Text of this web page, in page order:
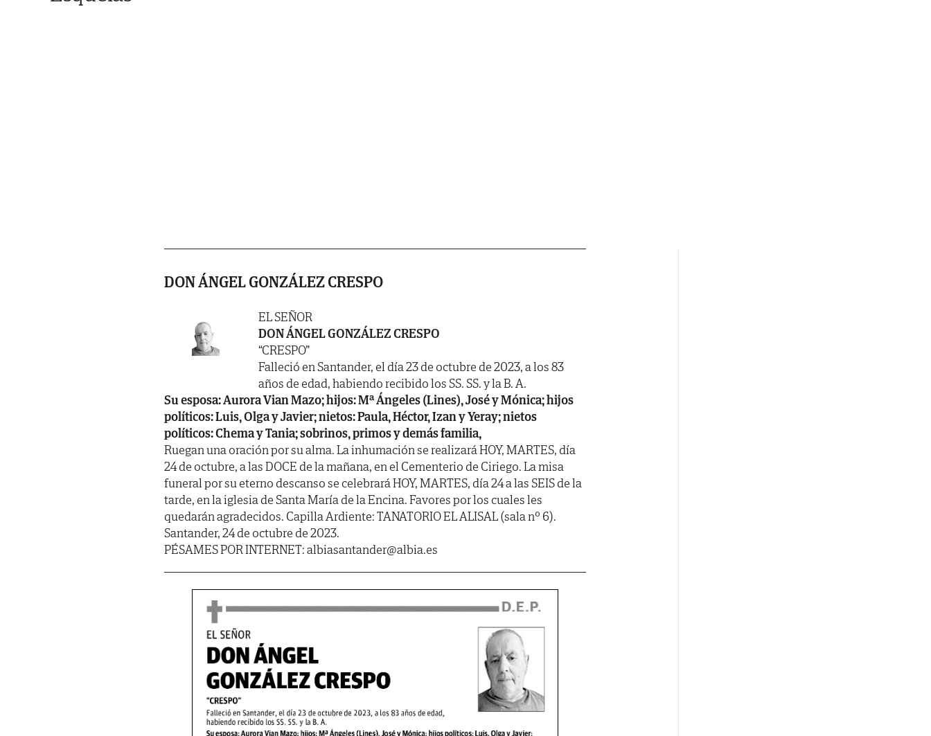
DON ÁNGEL GONZÁLEZ CRESPO
EL SEÑOR
DON ÁNGEL GONZÁLEZ CRESPO
“CRESPO”
Falleció en Santander, el día 23 de octubre de 2023, a los 83
años de edad, habiendo recibido los SS. SS. y la B. A.
Su esposa: Aurora Vian Mazo; hijos: Mª Ángeles (Lines), José y Mónica; hijos
políticos: Luis, Olga y Javier; nietos: Paula, Héctor, Izan y Yeray; nietos
políticos: Chema y Tania; sobrinos, primos y demás familia,
Ruegan una oración por su alma. La inhumación se realizará HOY, MARTES, día
24 de octubre, a las DOCE de la mañana, en el Cementerio de Ciriego. La misa
funeral por su eterno descanso se celebrará HOY, MARTES, día 24 a las SEIS de la
tarde, en la iglesia de Santa María de la Encina. Favores por los cuales les
quedarán agradecidos. Capilla Ardiente: TANATORIO EL ALISAL (sala nº 6).
Santander, 24 de octubre de 2023.
PÉSAMES POR INTERNET: albiasantander@albia.es